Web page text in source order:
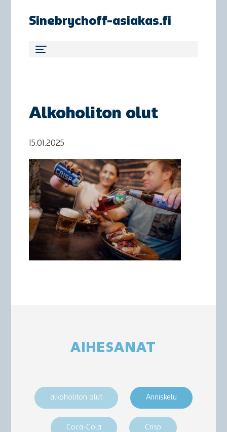
Sinebrychoff-asiakas.fi
Alkoholiton olut
15.01.2025
AIHESANAT
alkoholiton olut Anniskelu
Coca-Cola Crisp